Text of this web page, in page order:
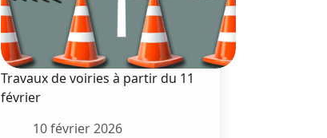
Travaux de voiries à partir du 11
février
10 février 2026